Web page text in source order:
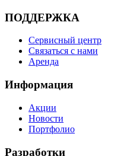
ПОДДЕРЖКА
Сервисный центр
Связаться с нами
Аренда
Информация
Акции
Новости
Портфолио
Разработки